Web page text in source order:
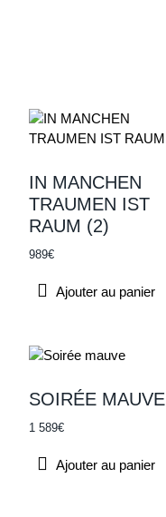
IN MANCHEN
TRAUMEN IST
RAUM (2)
989€
Ajouter au panier
SOIRÉE MAUVE
1 589€
Ajouter au panier